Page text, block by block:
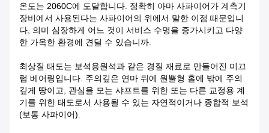
온도는 2060C에 도달합니다. 정확히 아마 사파이어가 계측기
장비에서 사용된다는 사파이어의 위에서 말한 이점 때문입니
다, 의미 심장하게 어느 것이 서비스 수명을 증가시키고 다양
한 가옥한 환경에 견딜 수 있습니까.
최상질 태도는 보석용원석과 같은 경질 재료로 만들어진 미끄
럼 베어링입니다. 주의깊은 연마 뒤에 원뿔형 홀에 밖에 주의
깊게 땅이고, 관심을 모는 샤프트를 위한 또는 다른 교정용 계
기를 위한 태도로서 사용될 수 있는 자연적이거나 종합적 보석
(보통 사파이어).